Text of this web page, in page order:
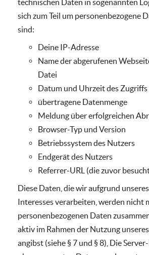
technischen Daten in sogenannten
sich zum Teil um personenbezogene
sind:
Deine IP-Adresse
Name der abgerufenen
Datei
Datum und Uhrzeit des Zugriffs
übertragene Datenmenge
Meldung über erfolgreichen
Browser-Typ und Version
Betriebssystem des Nutzers
Endgerät des Nutzers
Referrer-URL (die zuvor
Diese Daten, die wir aufgrund
Interesses verarbeiten, werden nicht
personenbezogenen Daten
aktiv im Rahmen der Nutzung
angibst (siehe § 7 und § 8), Die